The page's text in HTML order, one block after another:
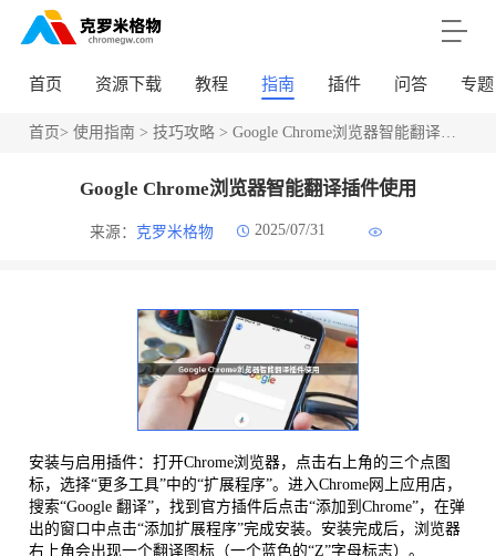
首页 资源下载 教程 指南 插件 问答 专题
首页> 使用指南 > 技巧攻略> Google Chrome浏览器智能翻译插件使用
Google Chrome浏览器智能翻译插件使用
来源： 克罗米格物 2025/07/31
安装与启用插件：打开Chrome浏览器，点击右上角的三个点图
标，选择“更多工具”中的“扩展程序”。进入Chrome网上应用店，
搜索“Google 翻译”，找到官方插件后点击“添加到Chrome”，在弹
出的窗口中点击“添加扩展程序”完成安装。安装完成后，浏览器
右上角会出现一个翻译图标（一个蓝色的“Z”字母标志）。